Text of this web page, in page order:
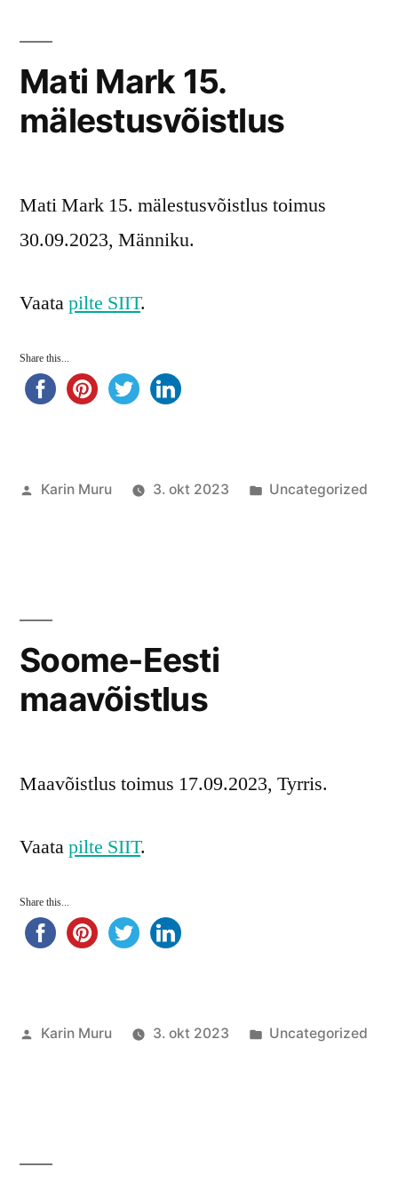
Mati Mark 15.
mälestusvõistlus
Mati Mark 15. mälestusvõistlus toimus
30.09.2023, Männiku.
Vaatapilte SIIT.
Share this...
Posted
Karin Muru 3. okt 2023
Posted
Uncategorized
Soome-Eesti
maavõistlus
Maavõistlus toimus 17.09.2023, Tyrris.
Vaatapilte SIIT.
Share this...
Posted
Karin Muru 3. okt 2023
Posted
Uncategorized